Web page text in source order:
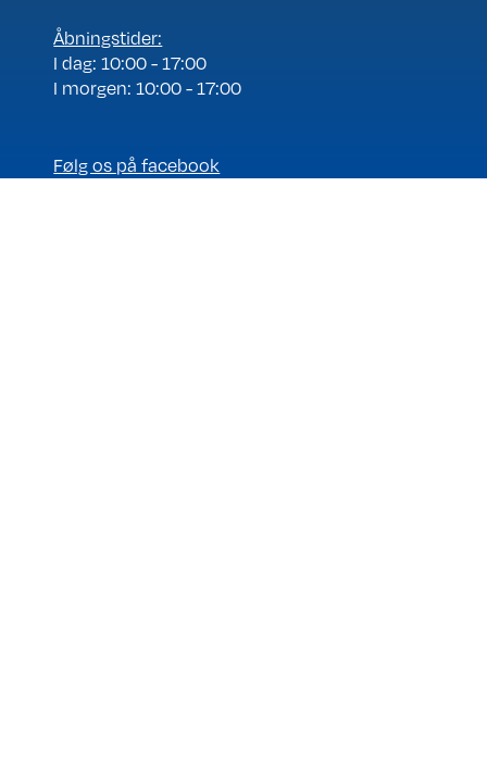
Åbningstider:
I dag: 10:00 - 17:00
I morgen: 10:00 - 17:00
Følg os på facebook